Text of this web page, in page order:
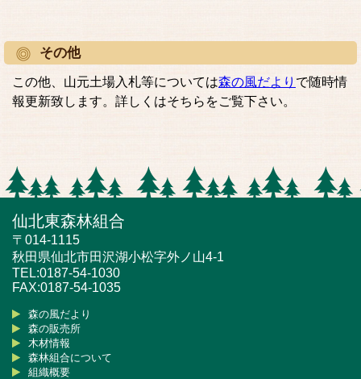
その他
この他、山元土場入札等については森の風だより で随時情
報更新致します。詳しくはそちらをご覧下さい。
仙北東森林組合
〒014-1115
秋田県仙北市田沢湖小松字外ノ山4-1
TEL:0187-54-1030
FAX:0187-54-1035
森の風だより
森の販売所
木材情報
森林組合について
組織概要